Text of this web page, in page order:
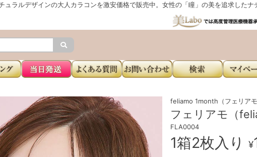
ュラルデザインの大人カラコンを激安価格で販売中。女性の「瞳」の美を追求したナ
feliamo 1month（フェリアモ
フェリアモ（
FLA0004
1箱2枚入り ¥